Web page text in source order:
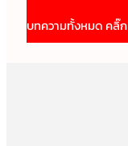
บทความทั้งหมด คลิ๊ก